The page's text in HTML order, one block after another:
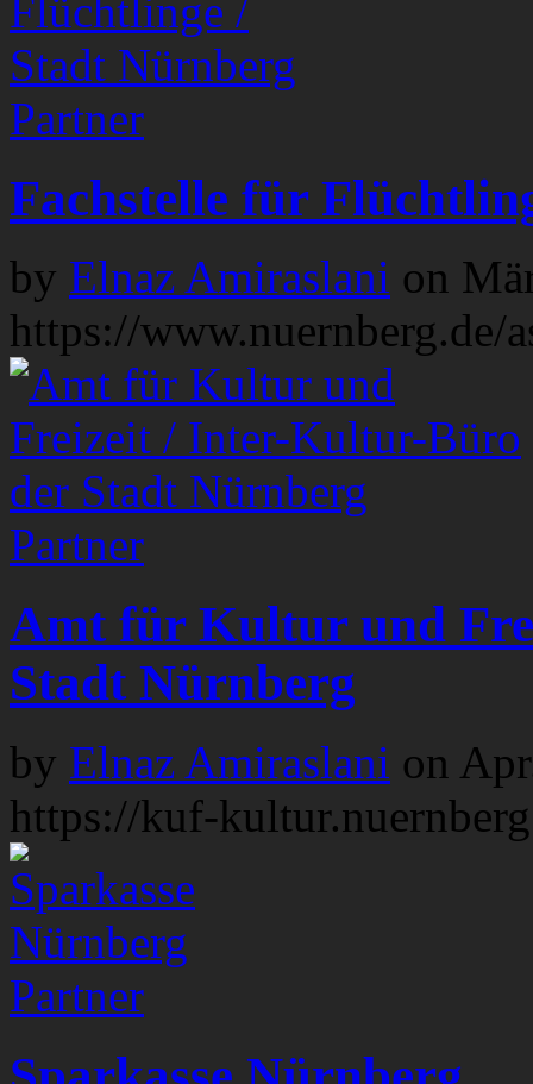
Partner
Fachstelle für
by Elnaz Amiraslani on
https://www.nuernberg.de/
Partner
Amt für Kultur und
Stadt Nürnberg
by Elnaz Amiraslani on
https://kuf-
Partner